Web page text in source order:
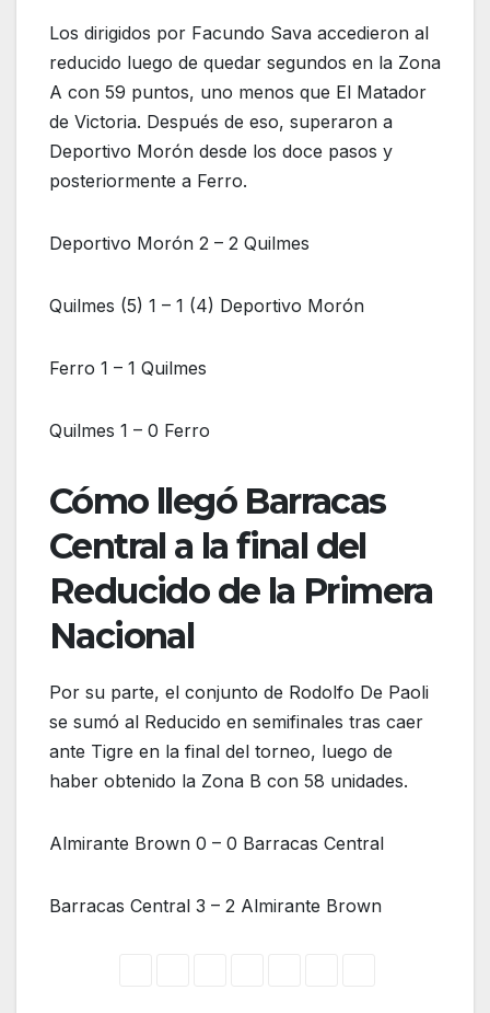
Los dirigidos por Facundo Sava accedieron al
reducido luego de quedar segundos en la Zona
A con 59 puntos, uno menos que El Matador
de Victoria. Después de eso, superaron a
Deportivo Morón desde los doce pasos y
posteriormente a Ferro.
Deportivo Morón 2 – 2 Quilmes
Quilmes (5) 1 – 1 (4) Deportivo Morón
Ferro 1 – 1 Quilmes
Quilmes 1 – 0 Ferro
Cómo llegó Barracas
Central a la final del
Reducido de la Primera
Nacional
Por su parte, el conjunto de Rodolfo De Paoli
se sumó al Reducido en semifinales tras caer
ante Tigre en la final del torneo, luego de
haber obtenido la Zona B con 58 unidades.
Almirante Brown 0 – 0 Barracas Central
Barracas Central 3 – 2 Almirante Brown